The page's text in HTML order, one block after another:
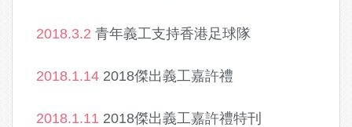
2018.3.2 青年義工支持香港足球隊
2018.1.14 2018傑出義工嘉許禮
2018.1.11 2018傑出義工嘉許禮特刊